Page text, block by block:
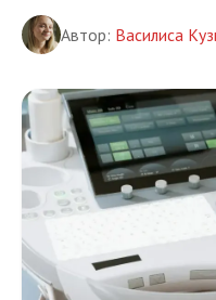
Автор: Василиса